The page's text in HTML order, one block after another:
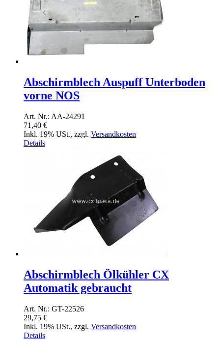
Abschirmblech Auspuff Unterboden
vorne NOS
Art. Nr.: AA-24291
71,40 €
Inkl. 19% USt., zzgl. Versandkosten
Details
Abschirmblech Ölkühler CX
Automatik gebraucht
Art. Nr.: GT-22526
29,75 €
Inkl. 19% USt., zzgl. Versandkosten
Details